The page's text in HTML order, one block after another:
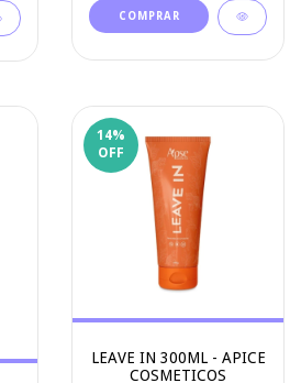
14%
OFF
LEAVE IN 300ML - APICE
COSMETICOS